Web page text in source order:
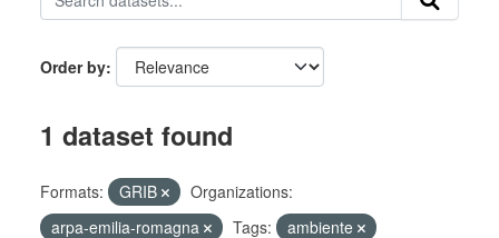
Order by
1 dataset found
Formats: GRIB
Organizations:
arpa-emilia-romagna
Tags:
ambiente